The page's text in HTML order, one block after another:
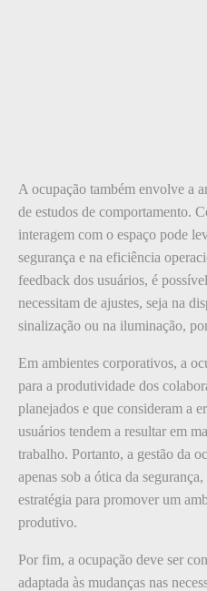
A ocupação também envolve a
de estudos de comportamento.
interagem com o espaço pode
segurança e na eficiência
feedback dos usuários, é
necessitam de ajustes, seja na
sinalização ou na iluminação,
Em ambientes corporativos, a
para a produtividade dos
planejados e que consideram a
usuários tendem a resultar em
trabalho. Portanto, a gestão da
apenas sob a ótica da
estratégia para promover um
produtivo.
Por fim, a ocupação deve ser
adaptada às mudanças nas